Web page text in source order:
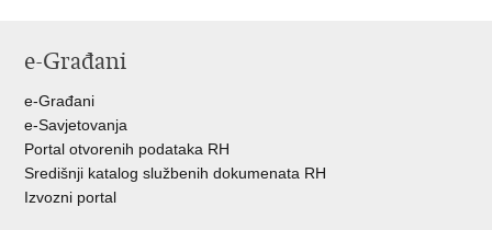
FacebookuTwitteru
e-Građani
e-Građani
e-Savjetovanja
Portal otvorenih podataka RH
Središnji katalog službenih dokumenata RH
Izvozni portal